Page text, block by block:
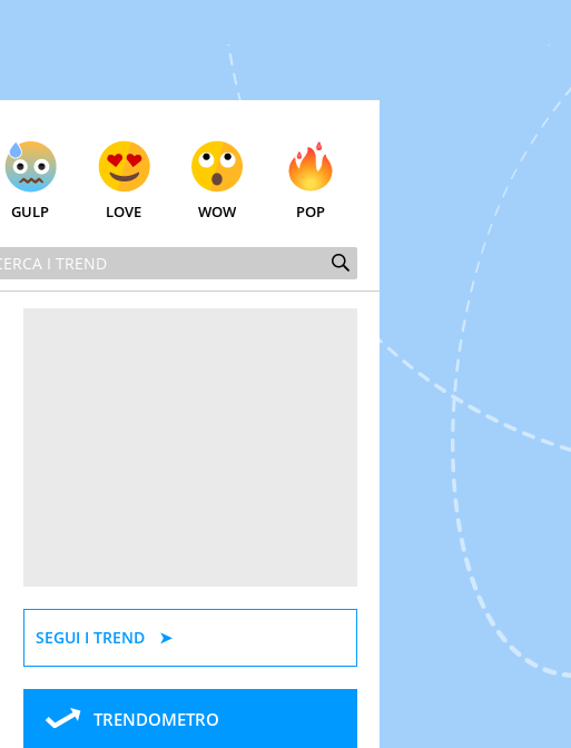
GULP LOVE WOW POP
SEGUI I TREND
TRENDOMETRO